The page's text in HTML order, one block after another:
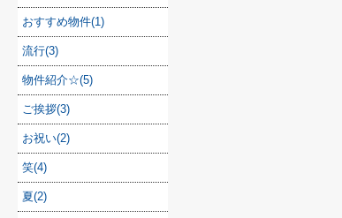
おすすめ物件(1)
流行(3)
物件紹介☆(5)
ご挨拶(3)
お祝い(2)
笑(4)
夏(2)